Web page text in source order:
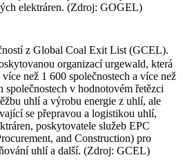
elektráren. (Zdroj: GOGEL)
z Global Coal Exit List (GCEL).
organizací urgewald, která
než 1 600 společnostech a více než
společnostech v hodnotovém řetězci
uhlí a výrobu energie z uhlí, ale
se přepravou a logistikou uhlí,
poskytovatele služeb EPC
and Construction) pro
uhlí a další. (Zdroj: GCEL)